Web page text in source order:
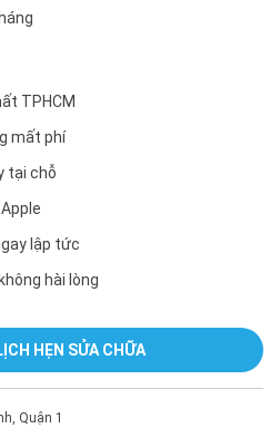
TPHCM
mất phí
tại chỗ
lập tức
hài lòng
HẸN SỬA CHỮA
Quận 1